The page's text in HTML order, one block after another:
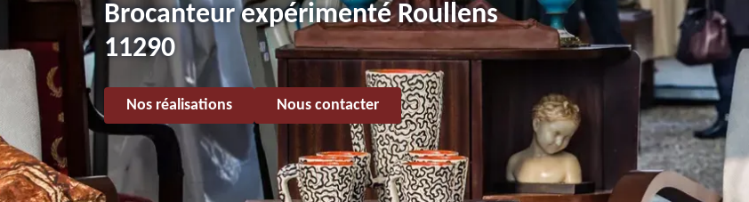
Brocanteur expérimenté Roullens
11290
Nos réalisations Nous contacter